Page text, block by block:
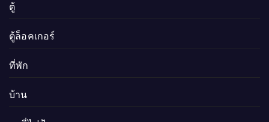
ตู้
ตู้ล็อคเกอร์
ที่พัก
บ้าน